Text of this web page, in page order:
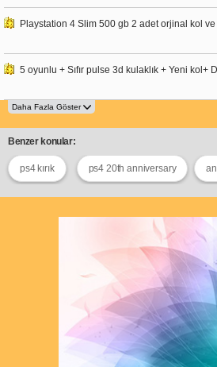
Playstation 4 Slim 500 gb 2 adet orjinal kol
5 oyunlu + Sıfır pulse 3d kulaklık + Yeni kol+
Benzer konular:
ps4 kırık ps4 20th anniversary